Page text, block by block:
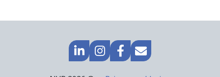
GA
NAAR
LINKEDIN
GO
TO
INSTAGRAM
GA
NAAR
FACEBOOK
MAIL
NAAR
ONS